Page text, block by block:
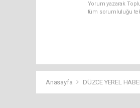
Yorum yazarak
tüm sorumluluğu
Anasayfa DÜZCE YEREL